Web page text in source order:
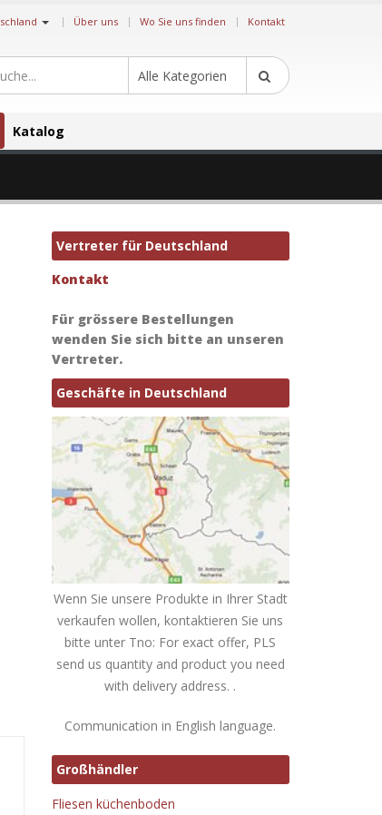
| Über uns Wo Sie uns finden Kontakt
Alle Kategorien
Katalog
Vertreter für Deutschland
Kontakt
Für grössere Bestellungen
wenden Sie sich bitte an unseren
Vertreter.
Geschäfte in Deutschland
Wenn Sie unsere Produkte in Ihrer Stadt
verkaufen wollen, kontaktieren Sie uns
bitte unter Tno: For exact offer, PLS
send us quantity and product you need
with delivery address. .
Communication in English language.
Großhändler
Fliesen küchenboden